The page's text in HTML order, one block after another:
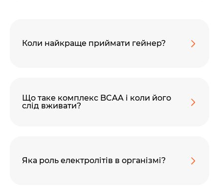
Коли найкраще приймати гейнер?
Що таке комплекс BCAA і коли його
слід вживати?
Яка роль електролітів в організмі?